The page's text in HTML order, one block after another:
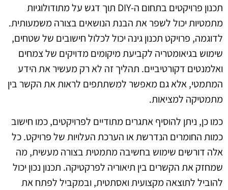
תכנון פרויקטים בתחום ה-DIY תוך דגש על מתודולוגיות
מתמטיות יכול לשפר את הבנת הנושאים בצורה משמעותית.
לדוגמה, פרויקט תכנון גינה יכול לכלול חישובים של שטחים,
שימוש בגיאומטריה לקביעת מיקומים מדויקים של צמחים
ואלמנטים דקורטיביים. תהליך זה לא רק מעשיר את הידע
המתמטי, אלא גם מאפשר למשתתפים לראות את הקשר בין
מתמטיקה למציאות.
כמו כן, ניתן להוסיף אתגרים מתודיים לפרויקטים, כמו חישוב
כמות החומרים הנדרשת או הערכת העלויות של פרויקט. כל
אלה דורשים שימוש בחשיבה מתמטית בצורה מעשית, מה
שמחזק את הקשרים בין תיאוריה לפרקטיקה. תכנון נכון יכול
להוביל לתוצאה מקצועית ואסתטית, ובמקביל לפתח את